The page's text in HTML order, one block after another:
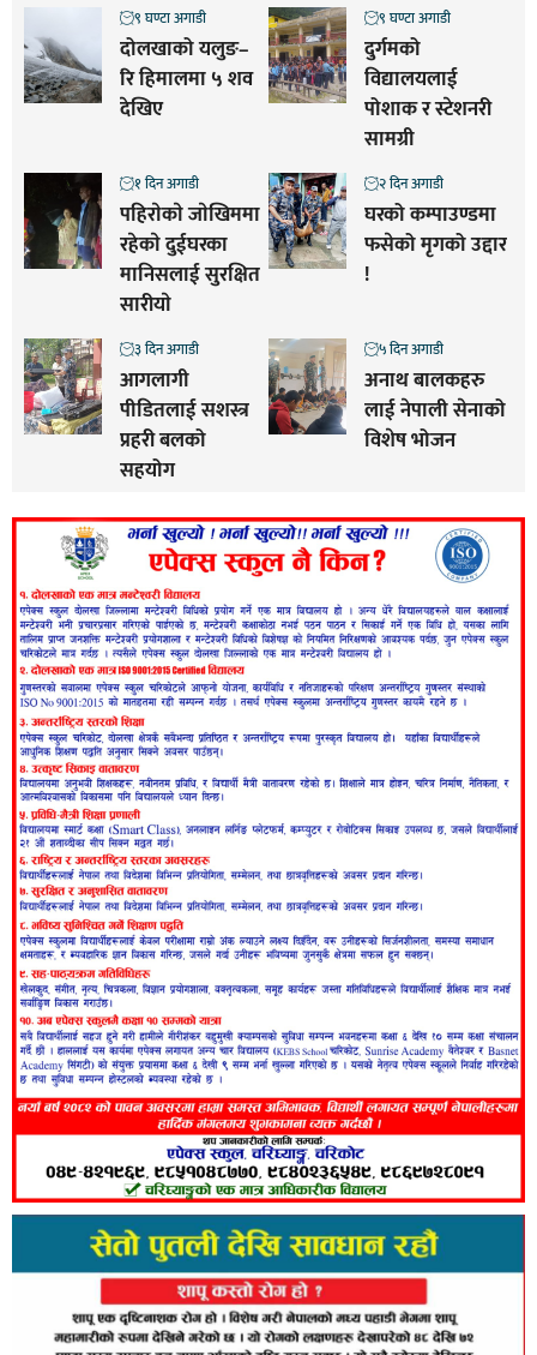
दोलखाको यलुङ–
रि हिमालमा ५ शव
देखिए
९ घण्टा अगाडी
दुर्गमको
विद्यालयलाई
पोशाक र स्टेशनरी
सामग्री
९ घण्टा अगाडी
पहिराेकाे जाेखिममा
रहेकाे दुईघरका
मानिसलाई सुरक्षित
सारीयाे
१ दिन अगाडी
घरको कम्पाउण्डमा
फसेको मृगको उद्दार
!
२ दिन अगाडी
आगलागी
पीडितलाई सशस्त्र
प्रहरी बलको
सहयोग
३ दिन अगाडी
अनाथ बालकहरु
लाई नेपाली सेनाको
विशेष भोजन
५ दिन अगाडी